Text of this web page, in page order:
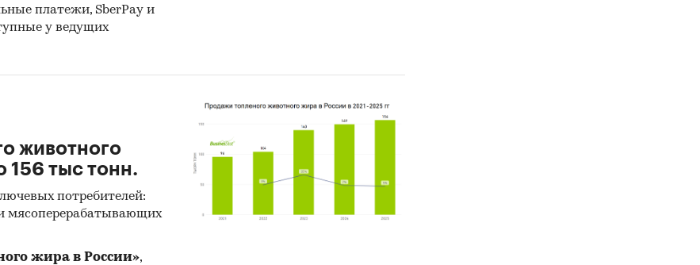
платежи, SberPay и
у ведущих
животного
156 тыс тонн.
потребителей:
мясоперерабатывающих
жира в России»,